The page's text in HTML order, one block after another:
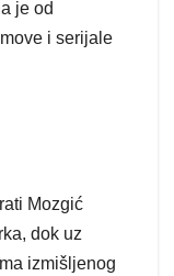
je od
i serijale
Mozgić
dok uz
izmišljenog